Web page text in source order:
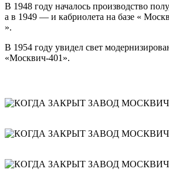
В 1948 году началось производство
а в 1949 — и кабриолета на базе «
».
В 1954 году увидел свет
«Москвич-401».